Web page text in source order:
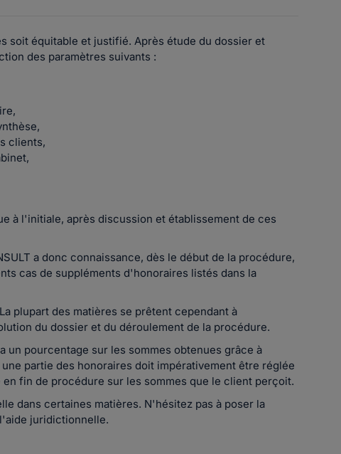
soit équitable et justifié. Après étude du dossier et
des paramètres suivants :
clients,
à l'initiale, après discussion et établissement de ces
a donc connaissance, dès le début de la procédure,
cas de suppléments d'honoraires listés dans la
plupart des matières se prêtent cependant à
du dossier et du déroulement de la procédure.
pourcentage sur les sommes obtenues grâce à
partie des honoraires doit impérativement être réglée
fin de procédure sur les sommes que le client perçoit.
dans certaines matières. N'hésitez pas à poser la
juridictionnelle.